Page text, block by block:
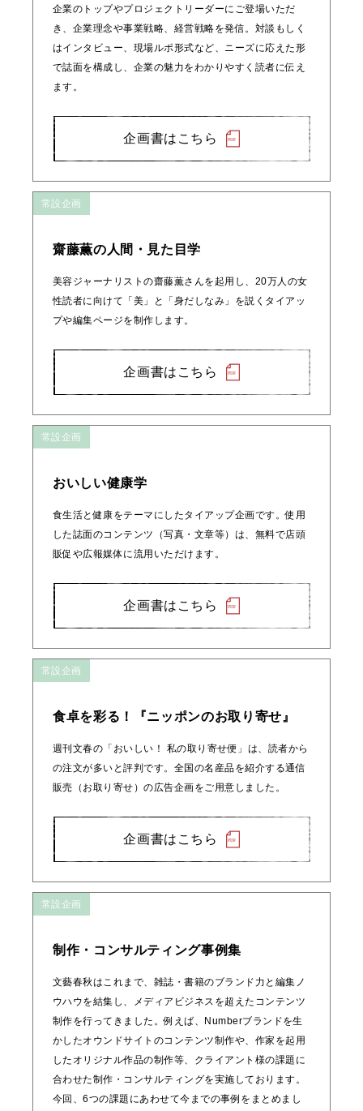
企業のトップやプロジェクトリーダーにご登場いただ
き、企業理念や事業戦略、経営戦略を発信。対談もしく
はインタビュー、現場ルポ形式など、ニーズに応えた形
で誌面を構成し、企業の魅力をわかりやすく読者に伝え
ます。
企画書はこちら
常設企画
齋藤薫の人間・見た目学
美容ジャーナリストの齋藤薫さんを起用し、20万人の女
性読者に向けて「美」と「身だしなみ」を説くタイアッ
プや編集ページを制作します。
企画書はこちら
常設企画
おいしい健康学
食生活と健康をテーマにしたタイアップ企画です。使用
した誌面のコンテンツ（写真・文章等）は、無料で店頭
販促や広報媒体に流用いただけます。
企画書はこちら
常設企画
食卓を彩る！『ニッポンのお取り寄せ』
週刊文春の「おいしい！ 私の取り寄せ便」は、読者から
の注文が多いと評判です。全国の名産品を紹介する通信
販売（お取り寄せ）の広告企画をご用意しました。
企画書はこちら
常設企画
制作・コンサルティング事例集
文藝春秋はこれまで、雑誌・書籍のブランド力と編集ノ
ウハウを結集し、メディアビジネスを超えたコンテンツ
制作を行ってきました。例えば、Numberブランドを生
かしたオウンドサイトのコンテンツ制作や、作家を起用
したオリジナル作品の制作等、クライアント様の課題に
合わせた制作・コンサルティングを実施しております。
今回、6つの課題にあわせて今までの事例をまとめまし